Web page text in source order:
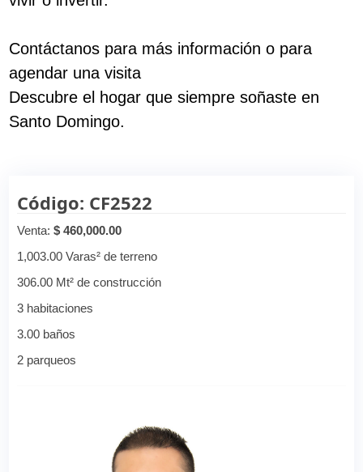
Contáctanos para más información o para
agendar una visita
Descubre el hogar que siempre soñaste en
Santo Domingo.
Código: CF2522
Venta:$ 460,000.00
1,003.00 Varas² de terreno
306.00 Mt² de construcción
3 habitaciones
3.00 baños
2 parqueos